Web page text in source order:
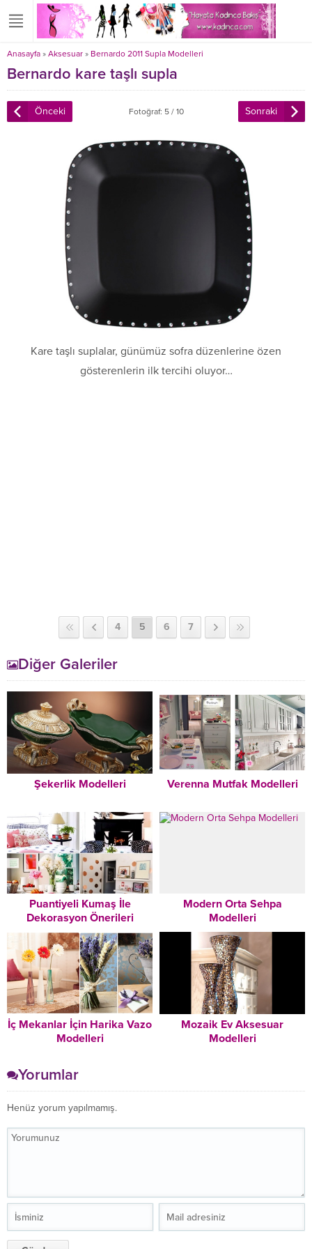
Anasayfa » Aksesuar » Bernardo 2011 Supla Modelleri
Bernardo kare taşlı supla
Önceki Fotoğraf: 5 / 10 Sonraki
Kare taşlı suplalar, günümüz sofra düzenlerine özen
gösterenlerin ilk tercihi oluyor…
4 5 6 7
Diğer Galeriler
Şekerlik Modelleri Verenna Mutfak Modelleri
Puantiyeli Kumaş İle
Dekorasyon Önerileri
Modern Orta Sehpa
Modelleri
İç Mekanlar İçin Harika Vazo
Modelleri
Mozaik Ev Aksesuar
Modelleri
Yorumlar
Henüz yorum yapılmamış.